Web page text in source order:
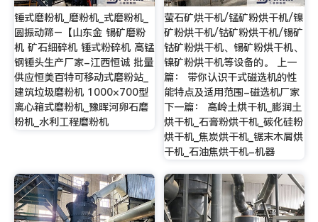
锤式磨粉机_磨粉机_式磨粉机_
圆振动筛–【山东金 锡矿磨粉
机 矿石细碎机 锤式粉碎机 高锰
钢锤头生产厂家-江西恒诚 批量
供应恒美百特可移动式磨粉站_
建筑垃圾磨粉机 1000×700型
离心箱式磨粉机_豫晖河卵石磨
粉机_水利工程磨粉机
萤石矿烘干机/锰矿粉烘干机/镍
矿粉烘干机/钴矿粉烘干机/锡矿
钴矿粉烘干机、锡矿粉烘干机、
镍矿粉烘干机等设备的。 上一
篇： 带你认识干式磁选机的性
能特点及适用范围-磁选机厂家
下一篇： 高岭土烘干机_膨润土
烘干机_石膏粉烘干机_碳化硅粉
烘干机_焦炭烘干机_锯末木屑烘
干机_石油焦烘干机-机器